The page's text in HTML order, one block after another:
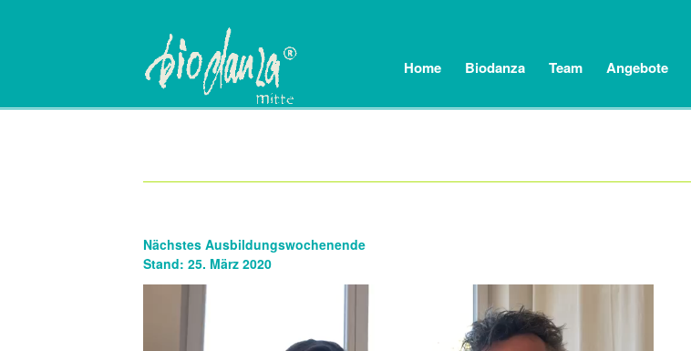
Home Biodanza Team Angebote
Nächstes Ausbildungswochenende
Stand: 25. März 2020